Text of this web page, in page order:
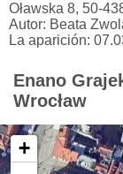
Oławska 8, 50-
Autor: Beata
La aparición:
Enano
Wrocław
+